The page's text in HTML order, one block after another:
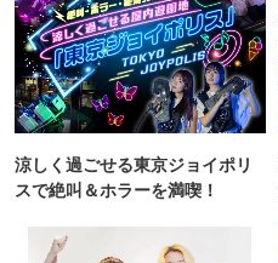
涼しく過ごせる東京ジョイポリ
スで絶叫＆ホラーを満喫！